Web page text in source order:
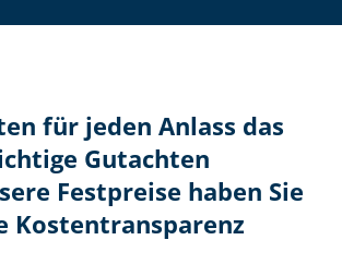
für jeden Anlass das
Gutachten
Festpreise haben Sie
Kosten­transparenz